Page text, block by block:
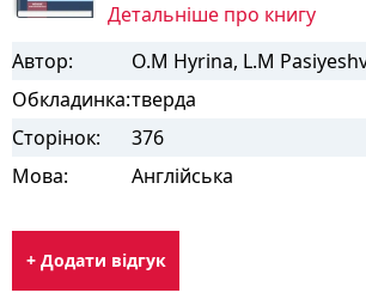
Детальніше про книгу
Автор:
O.M Hyrina, L.M
Обкладинка:тверда
Сторінок:
376
Мова:
Англійська
+ Додати відгук